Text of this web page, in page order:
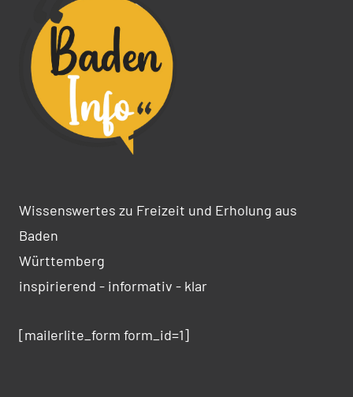
Wissenswertes zu Freizeit und Erholung aus
Baden
Württemberg
inspirierend - informativ - klar
[mailerlite_form form_id=1]